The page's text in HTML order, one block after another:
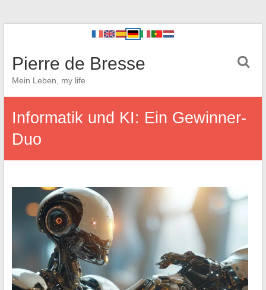
Pierre de Bresse
Mein Leben, my life
Informatik und KI: Ein Gewinner-
Duo